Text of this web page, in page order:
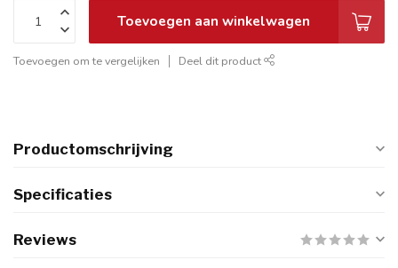
Toevoegen aan winkelwagen
Toevoegen om te vergelijken Deel dit product
Productomschrijving
Specificaties
Reviews